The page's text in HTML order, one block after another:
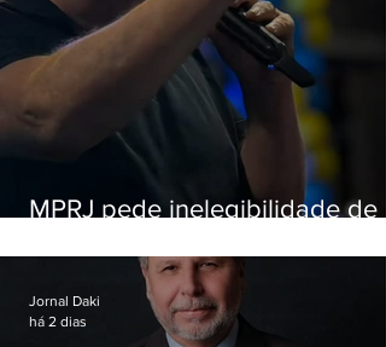
MPRJ pede inelegibilidade de
Jornal Daki
há 2 dias